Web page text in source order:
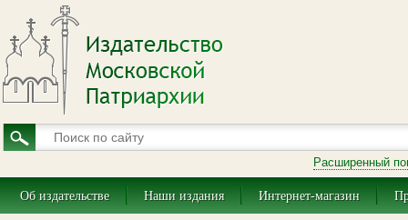
Расширенный
Об издательстве Наши издания Интернет-магазин